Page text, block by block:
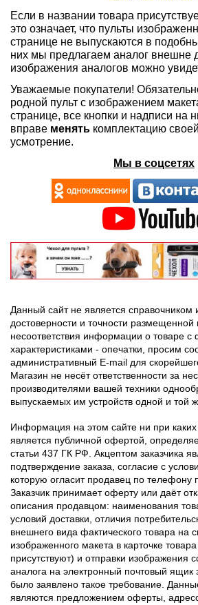
Если в названии товара
это означает, что пульты
странице не выпускаются в
них мы предлагаем аналог внешне
изображения аналогов можно
Уважаемые покупатели!
родной пульт с изображением
странице, все кнопки и надписи на
вправе менять комплектацию
усмотрение.
Мы в соцсетях
Данный сайт не является справочником
достоверности и точности
несоответствия информации о товаре с
характеристиками - опечатки, просим
административный E-mail для
Магазин не несёт ответственности за
производителями вашей техники
выпускаемых им устройств одной и той
Информация на этом сайте ни при каких
является публичной офертой,
статьи 437 ГК РФ. Акцептом заказчика
подтверждение заказа, согласие с
которую огласит продавец по телефону
Заказчик принимает оферту или даёт
описания продавцом: наименования
условий доставки, отличия
внешнего вида фактического товара на
изображенного макета в карточке
присутствуют) и отправки изображения
аналога на электронный почтовый ящик
было заявлено такое требование.
являются предложением оферты,